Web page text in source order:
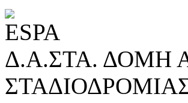
Δ.Α.ΣΤΑ. ΔΟΜΗ